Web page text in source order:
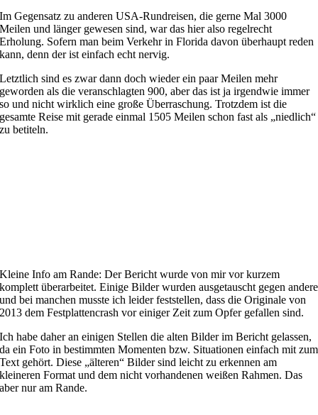
Im Gegensatz zu anderen USA-Rundreisen, die gerne Mal 3000
Meilen und länger gewesen sind, war das hier also regelrecht
Erholung. Sofern man beim Verkehr in Florida davon überhaupt reden
kann, denn der ist einfach echt nervig.
Letztlich sind es zwar dann doch wieder ein paar Meilen mehr
geworden als die veranschlagten 900, aber das ist ja irgendwie immer
so und nicht wirklich eine große Überraschung. Trotzdem ist die
gesamte Reise mit gerade einmal 1505 Meilen schon fast als „niedlich“
zu betiteln.
Kleine Info am Rande: Der Bericht wurde von mir vor kurzem
komplett überarbeitet. Einige Bilder wurden ausgetauscht gegen andere
und bei manchen musste ich leider feststellen, dass die Originale von
2013 dem Festplattencrash vor einiger Zeit zum Opfer gefallen sind.
Ich habe daher an einigen Stellen die alten Bilder im Bericht gelassen,
da ein Foto in bestimmten Momenten bzw. Situationen einfach mit zum
Text gehört. Diese „älteren“ Bilder sind leicht zu erkennen am
kleineren Format und dem nicht vorhandenen weißen Rahmen. Das
aber nur am Rande.